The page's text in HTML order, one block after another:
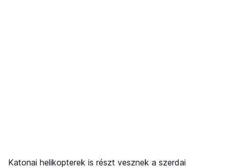
Katonai helikopterek is részt vesznek a szerdai